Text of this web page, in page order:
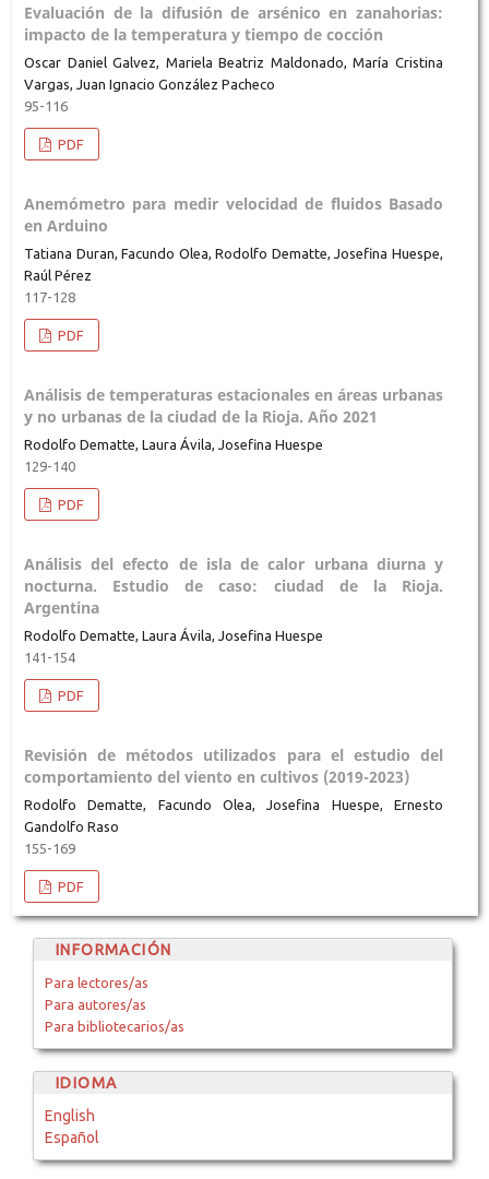
Evaluación de la difusión de arsénico en zanahorias:
impacto de la temperatura y tiempo de cocción
Oscar Daniel Galvez, Mariela Beatriz Maldonado, María Cristina
Vargas, Juan Ignacio González Pacheco
95-116
PDF
Anemómetro para medir velocidad de fluidos Basado
en Arduino
Tatiana Duran, Facundo Olea, Rodolfo Dematte, Josefina Huespe,
Raúl Pérez
117-128
PDF
Análisis de temperaturas estacionales en áreas urbanas
y no urbanas de la ciudad de la Rioja. Año 2021
Rodolfo Dematte, Laura Ávila, Josefina Huespe
129-140
PDF
Análisis del efecto de isla de calor urbana diurna y
nocturna. Estudio de caso: ciudad de la Rioja.
Argentina
Rodolfo Dematte, Laura Ávila, Josefina Huespe
141-154
PDF
Revisión de métodos utilizados para el estudio del
comportamiento del viento en cultivos (2019-2023)
Rodolfo Dematte, Facundo Olea, Josefina Huespe, Ernesto
Gandolfo Raso
155-169
PDF
INFORMACIÓN
Para lectores/as
Para autores/as
Para bibliotecarios/as
IDIOMA
English
Español